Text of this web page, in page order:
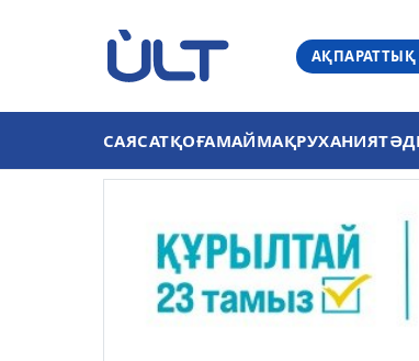
САЯСАТҚОҒАМАЙМАҚРУХАНИЯТ